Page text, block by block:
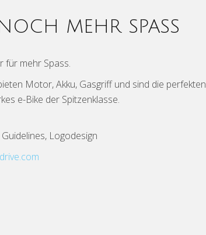
MEHR SPASS
für mehr Spass.
Motor, Akku, Gasgriff und sind die perfekten
e-Bike der Spitzenklasse.
Logodesign